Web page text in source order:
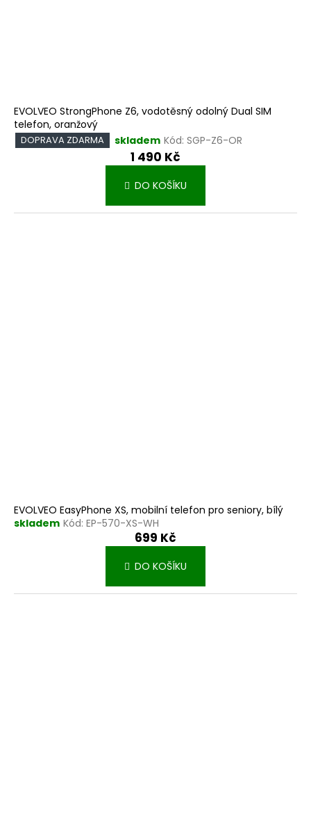
EVOLVEO StrongPhone Z6, vodotěsný odolný Dual SIM
telefon, oranžový
DOPRAVA ZDARMA skladem Kód: SGP-Z6-OR
1 490 Kč
DO KOŠÍKU
EVOLVEO EasyPhone XS, mobilní telefon pro seniory, bílý
skladem Kód: EP-570-XS-WH
699 Kč
DO KOŠÍKU